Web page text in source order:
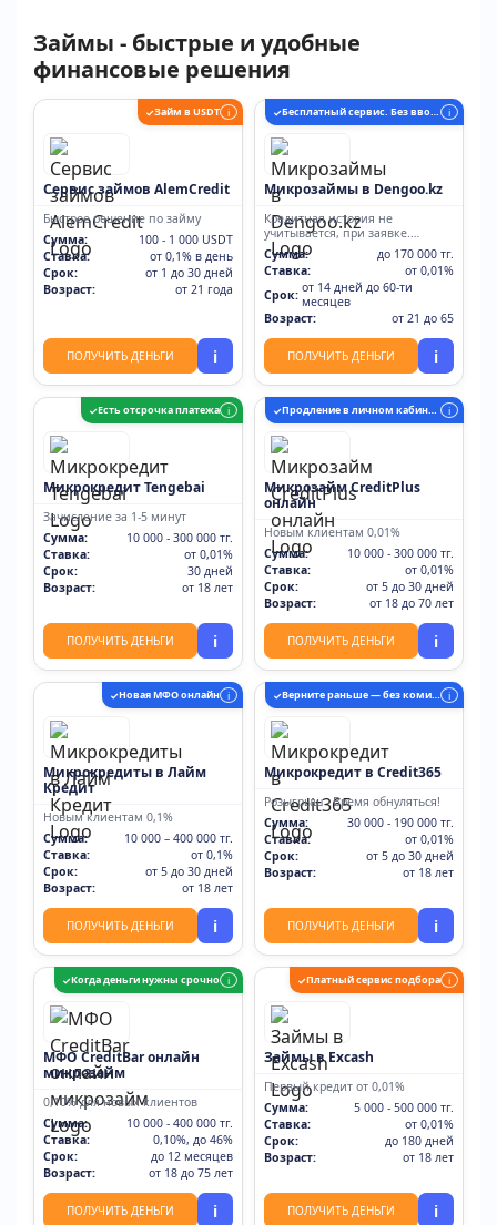
Займы - быстрые и удобные
финансовые решения
✓Займ в USDT i
Сервис займов AlemCredit
Быстрое решение по займу
Сумма:
100 - 1 000 USDT
Ставка:
от 0,1% в день
Срок:
от 1 до 30 дней
Возраст:
от 21 года
ПОЛУЧИТЬ ДЕНЬГИ i
✓ Бесплатный сервис. Без ввода карты i
Микрозаймы в Dengoo.kz
Кредитная история не
учитывается, при заявке.
Получите первый займ
бесплатно
Сумма:
до 170 000 тг.
Ставка:
от 0,01%
Срок: от 14 дней до 60-ти
месяцев
Возраст:
от 21 до 65
ПОЛУЧИТЬ ДЕНЬГИ i
✓Есть отсрочка платежа i
Микрокредит Tengebai
Зачисление за 1-5 минут
Сумма:
10 000 - 300 000 тг.
Ставка:
от 0,01%
Срок:
30 дней
Возраст:
от 18 лет
ПОЛУЧИТЬ ДЕНЬГИ i
✓ Продление в личном кабинете i
Микрозайм CreditPlus
онлайн
Новым клиентам 0,01%
Сумма:
10 000 - 300 000 тг.
Ставка:
от 0,01%
Срок:
от 5 до 30 дней
Возраст:
от 18 до 70 лет
ПОЛУЧИТЬ ДЕНЬГИ i
✓Новая МФО онлайн i
Микрокредиты в Лайм
Кредит
Новым клиентам 0,1%
Сумма:
10 000 – 400 000 тг.
Ставка:
от 0,1%
Срок:
от 5 до 30 дней
Возраст:
от 18 лет
ПОЛУЧИТЬ ДЕНЬГИ i
✓ Верните раньше — без комиссии i
Микрокредит в Credit365
Розыгрыш - Время обнуляться!
Сумма:
30 000 - 190 000 тг.
Ставка:
от 0,01%
Срок:
от 5 до 30 дней
Возраст:
от 18 лет
ПОЛУЧИТЬ ДЕНЬГИ i
✓Когда деньги нужны срочно i
МФО CreditBar онлайн
микрозайм
0,10% для новых клиентов
Сумма:
10 000 - 400 000 тг.
Ставка:
0,10%, до 46%
Срок:
до 12 месяцев
Возраст:
от 18 до 75 лет
ПОЛУЧИТЬ ДЕНЬГИ i
✓Платный сервис подбора i
Займы в Excash
Первый кредит от 0,01%
Сумма:
5 000 - 500 000 тг.
Ставка:
от 0,01%
Срок:
до 180 дней
Возраст:
от 18 лет
ПОЛУЧИТЬ ДЕНЬГИ i